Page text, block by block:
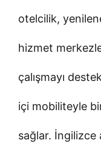
otelcilik,
hizmet
çalışmayı
içi mobiliteyle
sağlar. İngilizce